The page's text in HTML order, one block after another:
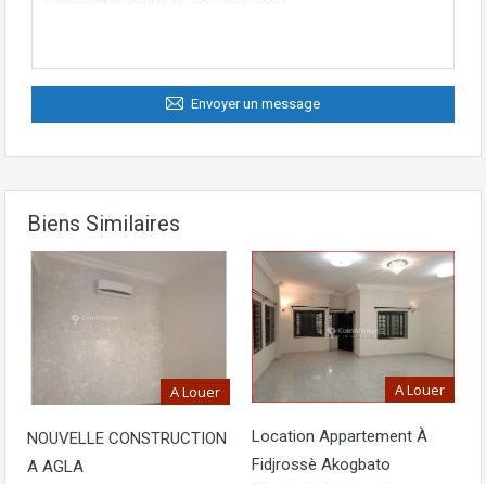
Envoyer un message
Biens Similaires
A Louer
NOUVELLE CONSTRUCTION
A AGLA
A Louer
Location Appartement À
Fidjrossè Akogbato